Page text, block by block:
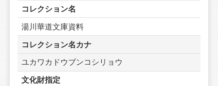
コレクション名
湯川華道文庫資料
コレクション名カナ
ユカワカドウブンコシリョウ
文化財指定